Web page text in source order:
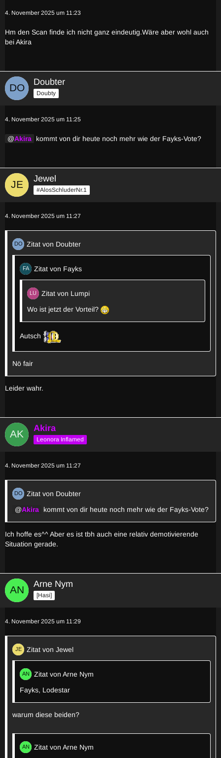
4. November 2025 um 11:23
Hm den Scan finde ich nicht ganz eindeutig.Wäre aber wohl auch
bei Akira
Doubter
Doubty
4. November 2025 um 11:25
Akira kommt von dir heute noch mehr wie der Fayks-Vote?
Jewel
#AlosSchluderNr.1
4. November 2025 um 11:27
Zitat von Doubter
Zitat von Fayks
Zitat von Lumpi
Wo ist jetzt der Vorteil?
Autsch
Nö fair
Leider wahr.
Akira
Leonora Inflamed
4. November 2025 um 11:27
Zitat von Doubter
Akira
kommt von dir heute noch mehr wie der Fayks-Vote?
Ich hoffe es^^ Aber es ist tbh auch eine relativ demotivierende
Situation gerade.
Arne Nym
[Hasi]
4. November 2025 um 11:29
Zitat von Jewel
Zitat von Arne Nym
Fayks, Lodestar
warum diese beiden?
Zitat von Arne Nym